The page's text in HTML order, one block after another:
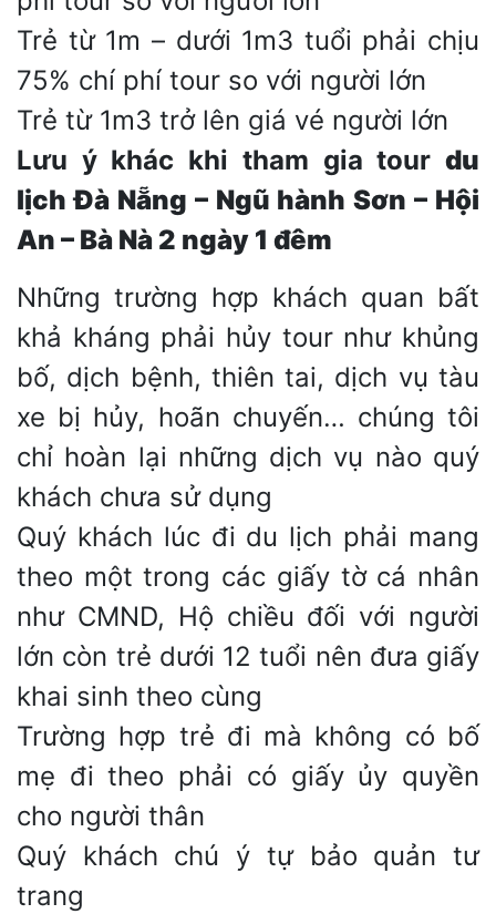
Trẻ từ 1m – dưới 1m3 tuổi phải chịu
75% chí phí tour so với người lớn
Trẻ từ 1m3 trở lên giá vé người lớn
Lưu ý khác khi tham gia tour du
lịch Đà Nẵng – Ngũ hành Sơn – Hội
An – Bà Nà 2 ngày 1 đêm
Những trường hợp khách quan bất
khả kháng phải hủy tour như khủng
bố, dịch bệnh, thiên tai, dịch vụ tàu
xe bị hủy, hoãn chuyến… chúng tôi
chỉ hoàn lại những dịch vụ nào quý
khách chưa sử dụng
Quý khách lúc đi du lịch phải mang
theo một trong các giấy tờ cá nhân
như CMND, Hộ chiều đối với người
lớn còn trẻ dưới 12 tuổi nên đưa giấy
khai sinh theo cùng
Trường hợp trẻ đi mà không có bố
mẹ đi theo phải có giấy ủy quyền
cho người thân
Quý khách chú ý tự bảo quản tư
trang